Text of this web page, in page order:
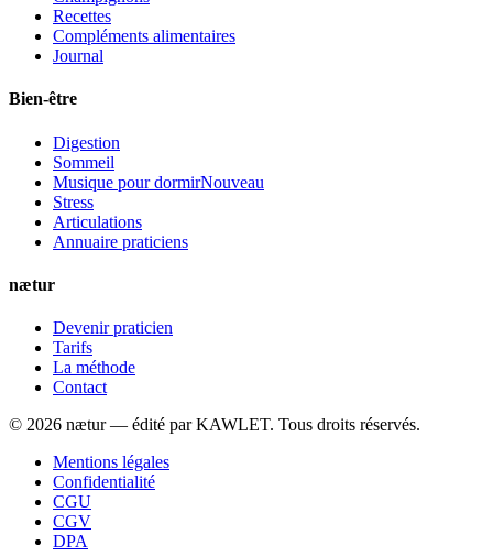
Recettes
Compléments alimentaires
Journal
Bien-être
Digestion
Sommeil
Musique pour dormirNouveau
Stress
Articulations
Annuaire praticiens
nætur
Devenir praticien
Tarifs
La méthode
Contact
© 2026 nætur — édité par KAWLET. Tous droits réservés.
Mentions légales
Confidentialité
CGU
CGV
DPA